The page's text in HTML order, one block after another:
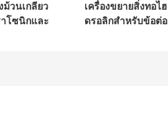
ม้วนเกลียว
โซนิกและ
เครื่องขยายสิ่งทอไฮ
ดรอลิกสำหรับข้อต่อ